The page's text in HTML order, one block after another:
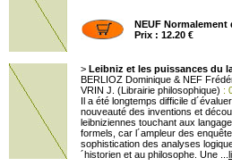
NEUF
Prix : 12.20 €
> Leibniz et les puissances du
BERLIOZ Dominique & NEF
VRIN J. (Librairie philosophique) :
Il a été longtemps difficile
nouveauté des inventions et
leibniziennes touchant aux
formels, car l´ampleur des
sophistication des analyses
´historien et au philosophe. Une ...